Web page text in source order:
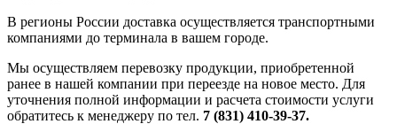
В регионы России доставка осуществляется транспортными
компаниями до терминала в вашем городе.
Мы осуществляем перевозку продукции, приобретенной
ранее в нашей компании при переезде на новое место. Для
уточнения полной информации и расчета стоимости услуги
обратитесь к менеджеру по тел. 7 (831) 410-39-37.